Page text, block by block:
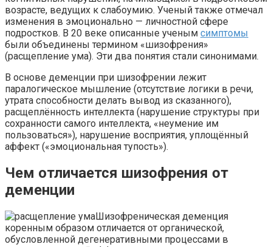
возрасте, ведущих к слабоумию. Ученый также отмечал
изменения в эмоционально — личностной сфере
подростков. В 20 веке описанные ученым симптомы
были объединены термином «шизофрения»
(расщепление ума). Эти два понятия стали синонимами.
В основе деменции при шизофрении лежит
паралогическое мышление (отсутствие логики в речи,
утрата способности делать вывод из сказанного),
расщеплённость интеллекта (нарушение структуры при
сохранности самого интеллекта, «неумение им
пользоваться»), нарушение восприятия, уплощённый
аффект («эмоциональная тупость»).
Чем отличается шизофрения от
деменции
Шизофреническая деменция
коренным образом отличается от органической,
обусловленной дегенеративными процессами в